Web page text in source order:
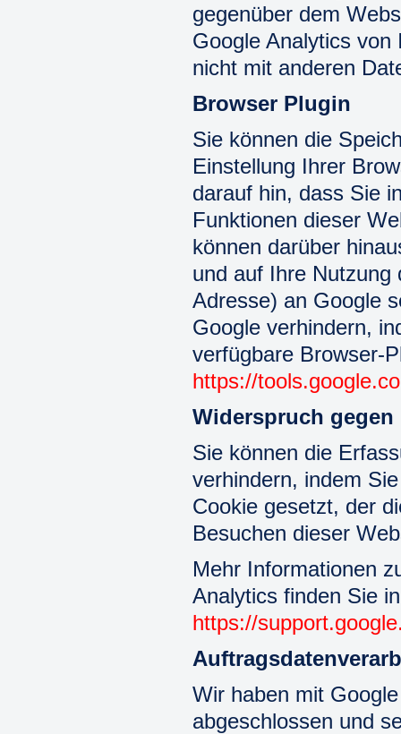
gegenüber dem
Google Analytics
nicht mit anderen
Browser Plugin
Sie können die
Einstellung Ihrer
darauf hin, dass Sie
Funktionen dieser
können darüber
und auf Ihre Nutzung
Adresse) an Google
Google verhindern,
verfügbare Browser-
https://
Widerspruch gegen
Sie können die
verhindern, indem
Cookie gesetzt, der
Besuchen dieser
Mehr Informationen
Analytics finden Sie
https://
Wir haben mit
abgeschlossen und